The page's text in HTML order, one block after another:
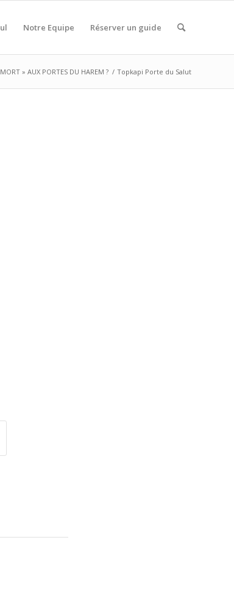
Notre Equipe Réserver un guide
» AUX PORTES DU HAREM ? / Topkapi Porte du Salut